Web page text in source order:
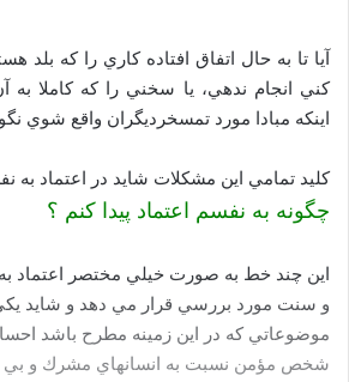
آيا تا به حال اتفاق افتاده كاري را كه بلد
كني انجام ندهي، يا سخني را كه كاملا به
اينكه مبادا مورد تمسخرديگران واقع شوي
كليد تمامي اين مشكلات شايد در اعتماد به
چگونه به نفسم اعتماد پيدا كنم ؟
اين چند خط به صورت خيلي مختصر اعتماد
و سنت مورد بررسي قرار مي دهد و شايد
موضوعاتي كه در اين زمينه مطرح باشد
شخص مؤمن نسبت به انسانهاي مشرك و بي